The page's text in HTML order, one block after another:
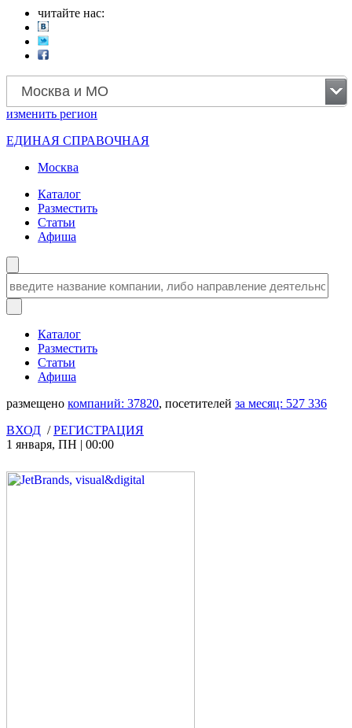
читайте нас:
Москва и МО
изменить регион
ЕДИНАЯ СПРАВОЧНАЯ
Москва
Каталог
Разместить
Статьи
Афиша
Каталог
Разместить
Статьи
Афиша
размещено компаний: 37820, посетителей за месяц: 527 336
ВХОД /РЕГИСТРАЦИЯ
1 января, ПН | 00:00